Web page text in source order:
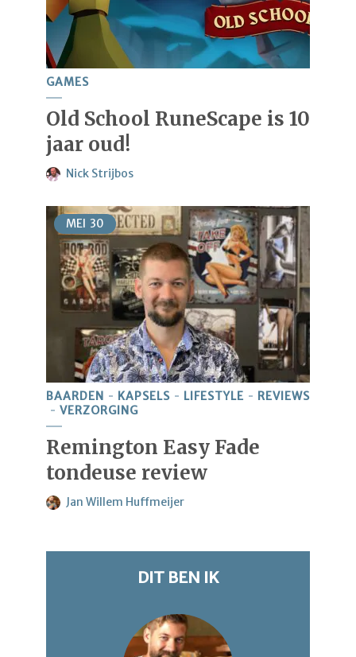
GAMES
Old School RuneScape is 10
jaar oud!
Nick Strijbos
MEI 30
BAARDEN KAPSELS LIFESTYLE
REVIEWS
VERZORGING
Remington Easy Fade
tondeuse review
Jan Willem Huffmeijer
DIT BEN IK